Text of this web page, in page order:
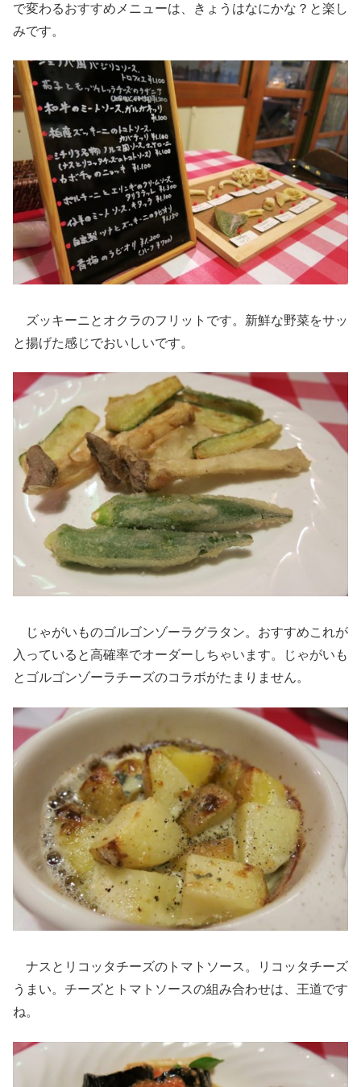
で変わるおすすめメニューは、きょうはなにかな？と楽し
みです。
ズッキーニとオクラのフリットです。新鮮な野菜をサッ
と揚げた感じでおいしいです。
じゃがいものゴルゴンゾーラグラタン。おすすめこれが
入っていると高確率でオーダーしちゃいます。じゃがいも
とゴルゴンゾーラチーズのコラボがたまりません。
ナスとリコッタチーズのトマトソース。リコッタチーズ
うまい。チーズとトマトソースの組み合わせは、王道です
ね。